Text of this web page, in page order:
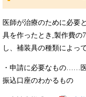
医師が治療のために必要
具を作ったとき,製作費の
し、補装具の種類によっ
・申請に必要なもの……
振込口座のわかるもの